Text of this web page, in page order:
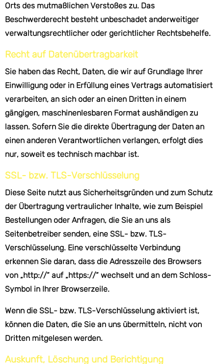
Orts des mutmaßlichen Verstoßes zu. Das
Beschwerderecht besteht unbeschadet anderweitiger
verwaltungsrechtlicher oder gerichtlicher Rechtsbehelfe.
Recht auf Daten­übertrag­barkeit
Sie haben das Recht, Daten, die wir auf Grundlage Ihrer
Einwilligung oder in Erfüllung eines Vertrags automatisiert
verarbeiten, an sich oder an einen Dritten in einem
gängigen, maschinenlesbaren Format aushändigen zu
lassen. Sofern Sie die direkte Übertragung der Daten an
einen anderen Verantwortlichen verlangen, erfolgt dies
nur, soweit es technisch machbar ist.
SSL- bzw. TLS-Verschlüsselung
Diese Seite nutzt aus Sicherheitsgründen und zum Schutz
der Übertragung vertraulicher Inhalte, wie zum Beispiel
Bestellungen oder Anfragen, die Sie an uns als
Seitenbetreiber senden, eine SSL- bzw. TLS-
Verschlüsselung. Eine verschlüsselte Verbindung
erkennen Sie daran, dass die Adresszeile des Browsers
von „http://“ auf „https://“ wechselt und an dem Schloss-
Symbol in Ihrer Browserzeile.
Wenn die SSL- bzw. TLS-Verschlüsselung aktiviert ist,
können die Daten, die Sie an uns übermitteln, nicht von
Dritten mitgelesen werden.
Auskunft, Löschung und Berichtigung